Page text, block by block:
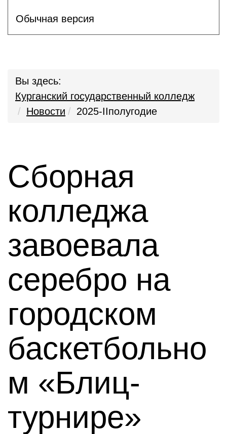
Обычная версия
Вы здесь:
Курганский государственный колледж
Новости
2025-IIполугодие
Сборная
колледжа
завоевала
серебро на
городском
баскетбольно
м «Блиц-
турнире»